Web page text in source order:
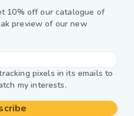
10% off our catalogue of
preview of our new
pixels in its emails to
my interests.